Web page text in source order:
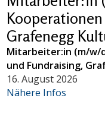
Grafenegg
Mitarbeiter:in (m/w/
und Fundraising,
16. August 2026
Nähere Infos